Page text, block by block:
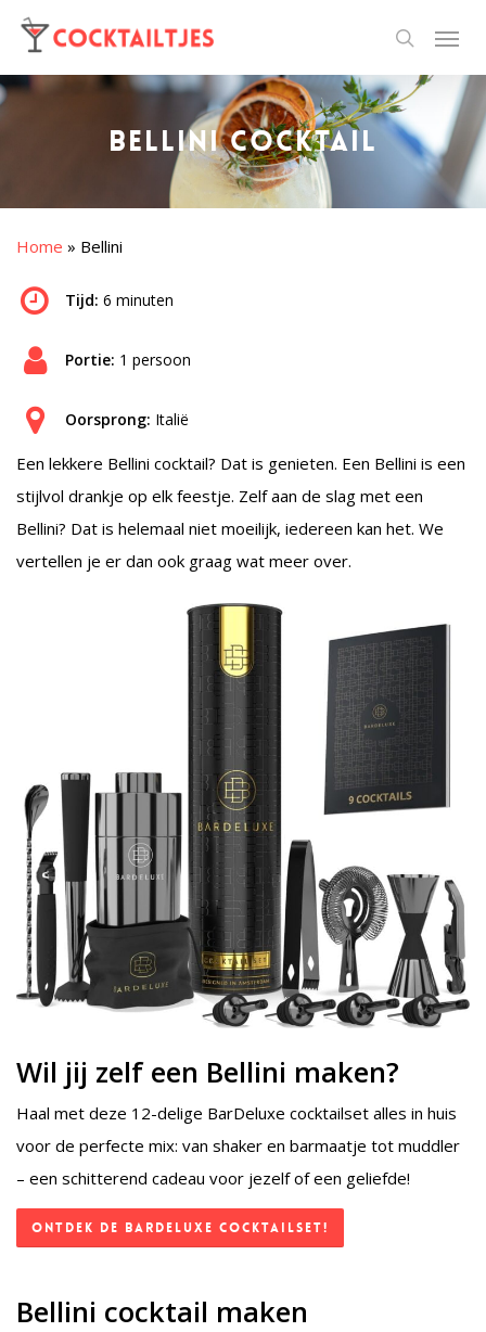
Bellini cocktail
Home » Bellini
Tijd: 6 minuten
Portie: 1 persoon
Oorsprong: Italië
Een lekkere Bellini cocktail? Dat is genieten. Een Bellini is een
stijlvol drankje op elk feestje. Zelf aan de slag met een
Bellini? Dat is helemaal niet moeilijk, iedereen kan het. We
vertellen je er dan ook graag wat meer over.
Wil jij zelf een Bellini maken?
Haal met deze 12-delige BarDeluxe cocktailset alles in huis
voor de perfecte mix: van shaker en barmaatje tot muddler
– een schitterend cadeau voor jezelf of een geliefde!
Ontdek de BarDeluxe Cocktailset!
Bellini cocktail maken